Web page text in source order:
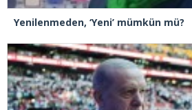
Yenilenmeden, ‘Yeni’ mümkün mü?